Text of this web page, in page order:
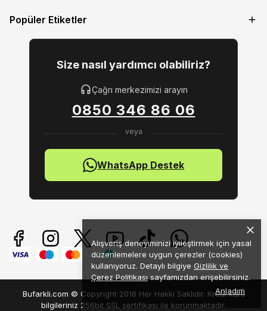
Alışveriş deneyiminizi iyileştirmek için yasal
düzenlemelere uygun çerezler (cookies)
kullanıyoruz. Detaylı bilgiye Gizlilik ve
Çerez Politikası sayfamızdan erişebilirsiniz.
Anladım
Popüler Etiketler
Size nasıl yardımcı olabiliriz?
Çağrı merkezimizi arayın
0850 346 86 06
WhatsApp Destek
Bufarkli.com © Copyright 2018 Her Hakkı Saklıdır. Kredi kartı
bilgileriniz 256bit SSL sertifikası ile korunmaktadır.